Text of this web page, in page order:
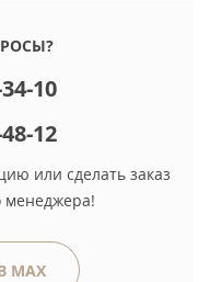
10
12
или сделать заказ
менеджера!
MAX